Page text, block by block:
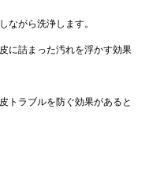
ながら洗浄します。
に詰まった汚れを浮かす効果
トラブルを防ぐ効果があると